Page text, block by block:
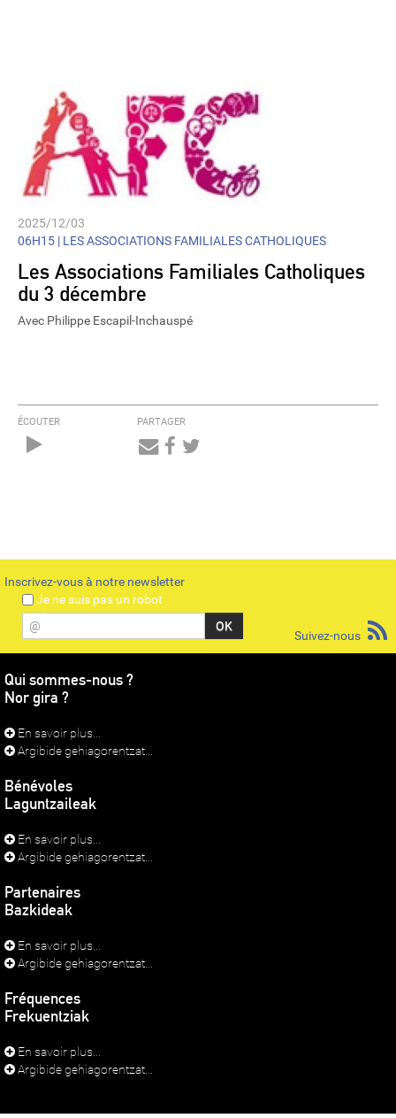
2025/12/03
06H15 | LES ASSOCIATIONS FAMILIALES CATHOLIQUES
Les Associations Familiales Catholiques
du 3 décembre
Avec Philippe Escapil-Inchauspé
ÉCOUTER PARTAGER
Inscrivez-vous à notre newsletter
Je ne suis pas un robot
@
Suivez-nous
Qui sommes-nous ?
Nor gira ?
En savoir plus...
Argibide gehiagorentzat...
Bénévoles
Laguntzaileak
En savoir plus...
Argibide gehiagorentzat...
Partenaires
Bazkideak
En savoir plus...
Argibide gehiagorentzat...
Fréquences
Frekuentziak
En savoir plus...
Argibide gehiagorentzat...